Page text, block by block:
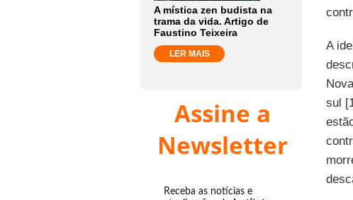
A mística zen budista na
trama da vida. Artigo de
Faustino Teixeira
LER MAIS
Assine a
Newsletter
Receba as notícias e
A
sul